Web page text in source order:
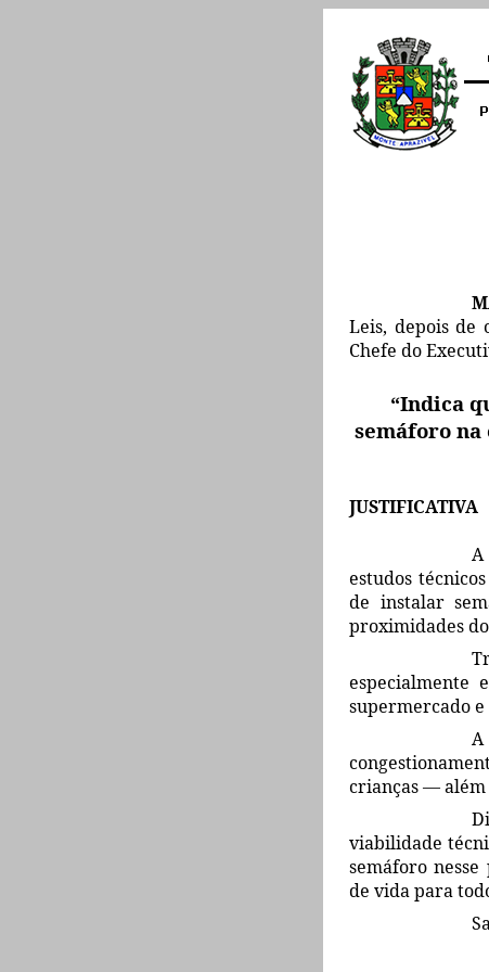
Leis, depois de
Chefe do
“Indica
semáforo na
JUSTIFICATIVA
A
estudos
de instalar
proximidades do
especialmente
supermercado
crianças — além
viabilidade
semáforo
de vida para